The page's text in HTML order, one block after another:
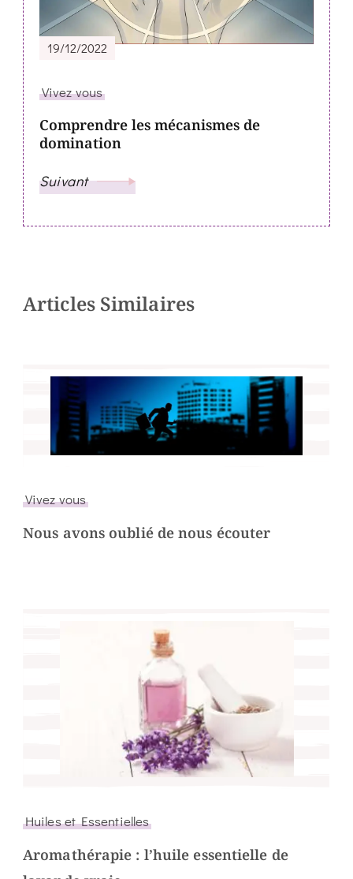
19/12/2022
Vivez vous
Comprendre les mécanismes de
domination
Suivant
Articles Similaires
Vivez vous
Nous avons oublié de nous écouter
Huiles et Essentielles
Aromathérapie : l’huile essentielle de